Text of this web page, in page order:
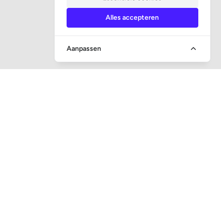
Alles accepteren
Aanpassen